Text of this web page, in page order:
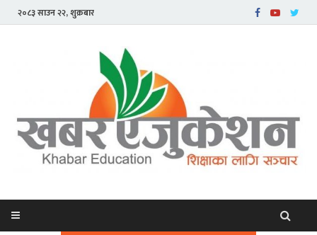
२०८३ साउन २२, शुक्रबार